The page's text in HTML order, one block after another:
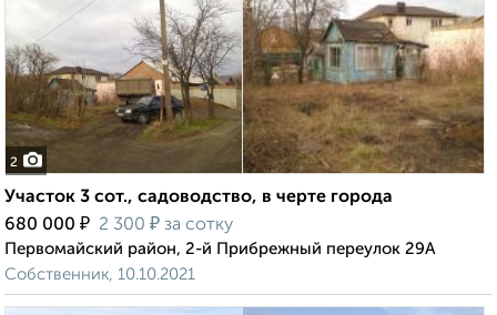
2
Участок 3 сот., садоводство, в черте города
680 000 ₽ 2 300 ₽ за сотку
Первомайский район, 2-й Прибрежный переулок 29А
Собственник, 10.10.2021